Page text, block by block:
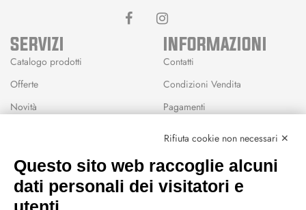
SERVIZI
Catalogo prodotti
Offerte
Novità
Wishlist
INFORMAZIONI
Contatti
Condizioni Vendita
Pagamenti
CEP GREEN
Rifiuta cookie non necessari ✕
Questo sito web raccoglie alcuni
dati personali dei visitatori e